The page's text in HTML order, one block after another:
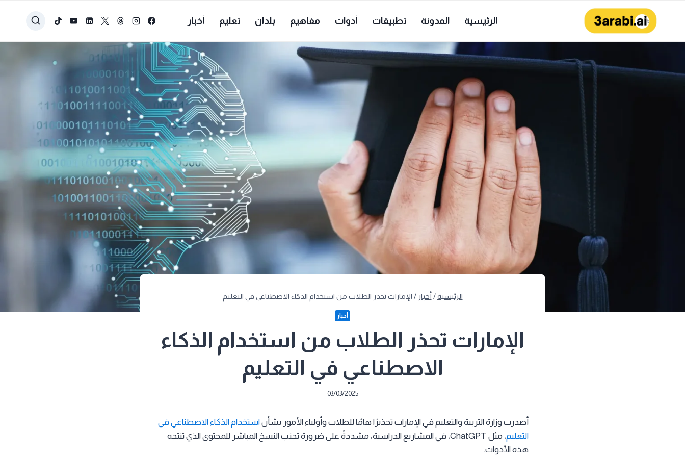
الرئيسية المدونة تطبيقات أدوات مفاهيم بلدان تعليم أخبار
الرئيسية / أخبار / الإمارات تحذر الطلاب من استخدام الذكاء الاصطناعي في التعليم
أخبار
الإمارات تحذر الطلاب من استخدام الذكاء
الاصطناعي في التعليم
03/03/2025
أصدرت وزارة التربية والتعليم في الإمارات تحذيرًا هامًا للطلاب وأولياء الأمور بشأن استخدام الذكاء الاصطناعي في
التعليم
، مثل ChatGPT، في المشاريع الدراسية، مشددةً على ضرورة تجنب النسخ المباشر للمحتوى الذي تنتجه
هذه الأدوات.